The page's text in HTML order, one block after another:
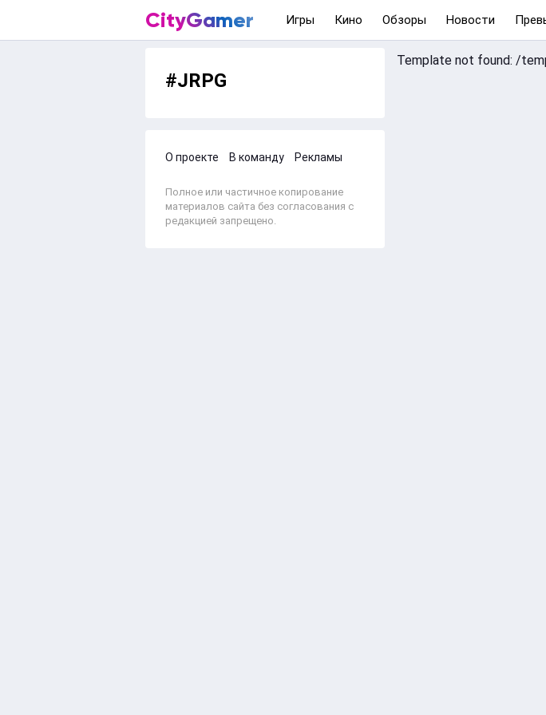
CityGamer Игры Кино Обзоры Новости
#JRPG
О проекте В команду Рекламы
Полное или частичное копирование
материалов сайта без согласования с
редакцией запрещено.
Template not found: /